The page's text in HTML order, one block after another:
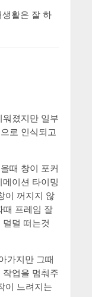
활은 잘 하
졌지만 일부
로 인식되고
때 창이 포커
이션 타이밍
이 꺼지지 않
때 프레임 잘
덜 떠는것
가지만 그때
업을 멈춰주
이 느려지는